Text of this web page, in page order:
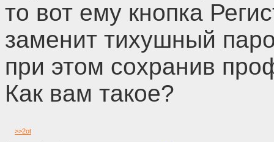
то вот ему кнопка
заменит тихушный
при этом сохранив
Как вам такое?
>>2ot